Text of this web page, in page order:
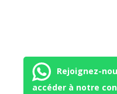
Rejoignez-
accéder à notre